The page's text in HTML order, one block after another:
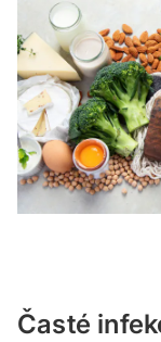
Časté